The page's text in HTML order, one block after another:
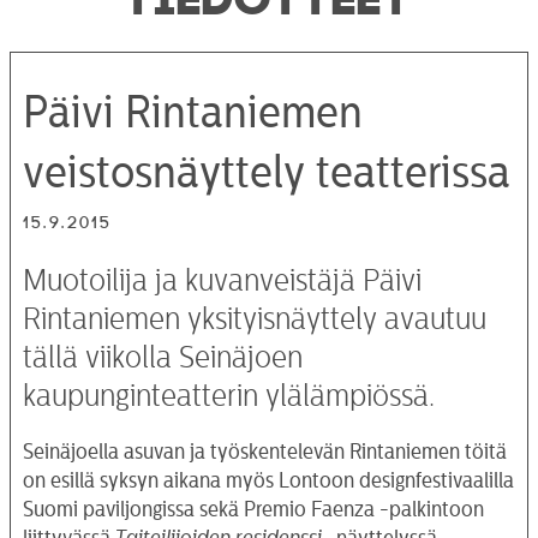
Päivi Rintaniemen
veistosnäyttely teatterissa
15.9.2015
Muotoilija ja kuvanveistäjä Päivi
Rintaniemen yksityisnäyttely avautuu
tällä viikolla Seinäjoen
kaupunginteatterin ylälämpiössä.
Seinäjoella asuvan ja työskentelevän Rintaniemen töitä
on esillä syksyn aikana myös Lontoon designfestivaalilla
Suomi paviljongissa sekä Premio Faenza -palkintoon